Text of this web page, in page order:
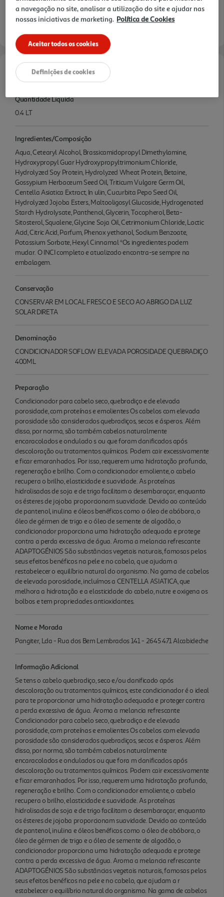
Características
Quantidade Liquida
0.4 LT
Ingredientes/Composição
Aqua, Cetearyl Alcohol, Brassicamidopropyl Dimethylamine,
Hydroxypropyl Guar Hydroxypropyltrimonium Chloride,
Hydrolyzed Soy Protein, Hydrolyzed Wheat Protein, Betaine,
Gossypium Herbaceum Seed Oil, Triticum Vulgare Germ Oil,
Centella Asiatica Extract, In ulin, Cucurbita Pepo Seed Oil,
Hydrolyzed Jojoba Esters, Maltooligosyl Glucoside, Hydrogenated
Starch Hydrolysate, Panthenol, Glycerin, Tocopherol, Beta-
Sitosterol, Squalene, Glycine Soja Oil, Cetrimonium Chloride, Lactic
Acid, Citric Acid, Parfum, Phenox yethanol, Sodium Benzoate,
Potassium Sorbate, Hexyl Cinnamal *Os ingredientes podem
mudar. O INCI completo e atualizado encontra-se sempre na
embalagem.
Conservação
CONSERVAR EM LOCAL FRESCO E SECO AO ABRIGO DA LUZ
SOLAR DIRETA
Denominação
CONDICIONADOR SOFLOW ELEVADA POROSIDADE QUEBRADIÇO
400ML
Preparação
Condicionador para cabelo seco, quebradiço e de elevada
porosidade, com proteínas e emolientes Os cabelos com elevada
porosidade são considerados quebradiços, secos e ásperos. Além
disso, por norma, são também cabelos naturalmente
encaracolados e ondulado s ou que foram danificados após
descoloração ou tratamentos químicos. Podem cair excessivamente
e ficar emaranhados. Por isso, requerem uma hidratação profunda,
regeneração e brilho. Com o condicionador emoliente, o cabelo
recupera o brilho, elasticidade e suavidade. As proteínas
hidrolisadas de soja e de trigo facilitam o desembaraçar, enquanto
os ésteres de jojoba proporcionam suavidade. Devido ao conteúdo
de pantenol, inulina e óleos benéficos como o óleo de abóbora, o
óleo de gérmen de trigo e o óleo de semente de algodão, o
condicionador proporciona uma hidratação adequada e protege
contra a perda excessiva de água. Aroma a melancia refrescante
ADAPTOGÉNIOS São substâncias vegetais naturais, famosas pelos
seus efeitos benéficos na pele e no cabelo, q ue ajudam a
restabelecer o equilíbrio natural do organismo. Na gama de cabelos
de elevada porosidade, incluímos a CENTELLA ASIATICA, que
melhora a hidratação e a elasticidade do cabelo, nutre e oxigena os
bolbos e tem propriedades antioxidantes.
Nome e Morada
Pangiter, Lda - Rua dos Bem Lembrados 141 - 2645 471 Alcabideche
Informação Adicional
Se tens o cabelo quebradiço, seco e/ou danificado após
descoloração ou tratamentos químicos, este condicionador é o ideal
para te proporcionar uma hidratação adequada e proteger contra
a perda excessiva de água. Aroma a melancia refrescante
Condicionador para cabelo seco, quebradiço e de elevada
porosidade, com proteínas e emolientes Os cabelos com elevada
porosidade são considerados quebradiços, secos e ásperos. Além
disso, por norma, são também cabelos naturalmente
encaracolados e ondulados ou que fora m danificados após
descoloração ou tratamentos químicos. Podem cair excessivamente
e ficar emaranhados. Por isso, requerem uma hidratação profunda,
regeneração e brilho. Com o condicionador emoliente, o cabelo
recupera o brilho, elasticidade e suavidade. As proteínas
hidrolisadas de soja e de trigo facilitam o desembaraçar, enquanto
os ésteres de jojoba proporcionam suavidade. Devido ao conteúdo
de pantenol, inulina e óleos benéficos como o óleo de abóbora, o
óleo de gérmen de trigo e o óleo de semente de algodão, o
condicionador proporciona uma hidratação adequada e protege
contra a perda excessiva de água. Aroma a melancia refrescante
ADAPTOGÉNIOS São substâncias vegetais naturais, famosas pelos
seus efeitos benéficos na pele e no cabelo, que ajudam a r
estabelecer o equilíbrio natural do organismo. Na gama de cabelos
a navegação no site, analisar a utilização do site e ajudar nas
nossas iniciativas de marketing. Política de Cookies
Aceitar todos os cookies
Definições de cookies